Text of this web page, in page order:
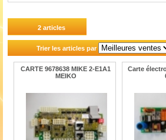
2 articles
Trier les articles par
CARTE 9678638 MIKE 2-E1A1
MEIKO
Carte